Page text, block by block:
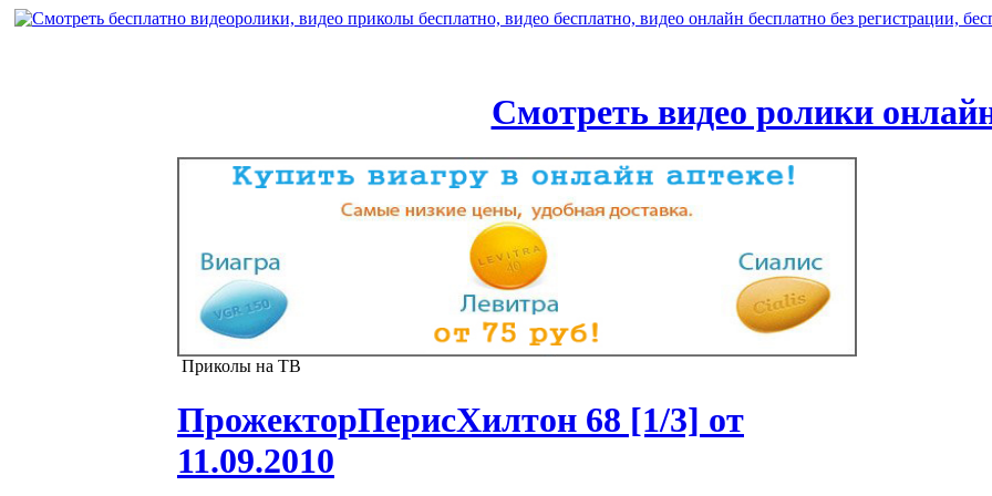
Смотреть видео ролики
Приколы на ТВ
ПрожекторПерисХилтон 68 [1/3] от
11.09.2010